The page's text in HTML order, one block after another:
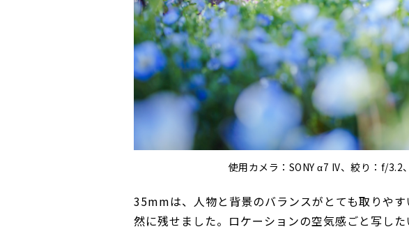
使用カメラ：SONY α7 IV、絞り：f/
35mmは、人物と背景のバランスがとても取りや
然に残せました。ロケーションの空気感ごと写した